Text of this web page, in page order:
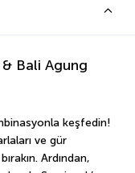
Bali Agung
keşfedin!
ve gür
Ardından,